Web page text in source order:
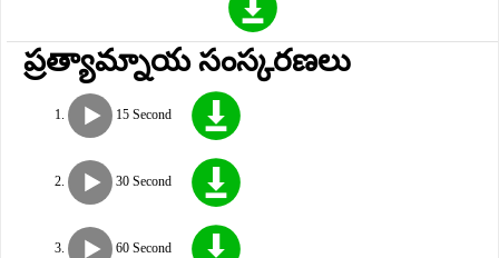
ప్రత్యామ్నాయ సంస్కరణలు
15 Second
30 Second
60 Second